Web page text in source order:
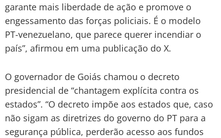
garante mais liberdade de ação e promove o
engessamento das forças policiais. É o modelo
PT-venezuelano, que parece querer incendiar o
país”, afirmou em uma publicação do X.
O governador de Goiás chamou o decreto
presidencial de “chantagem explícita contra os
estados”. “O decreto impõe aos estados que, caso
não sigam as diretrizes do governo do PT para a
segurança pública, perderão acesso aos fundos